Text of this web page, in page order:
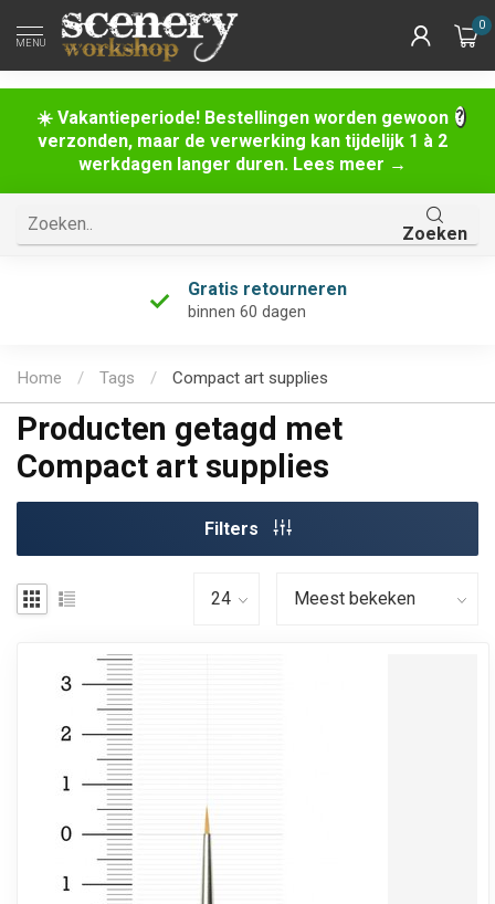
☀️ Vakantieperiode! Bestellingen worden gewoon
verzonden, maar de verwerking kan tijdelijk 1 à 2
werkdagen langer duren. Lees meer →
MENU
0
Zoeken
Gratis retourneren
binnen 60 dagen
Home / Tags / Compact art supplies
Producten getagd met
Compact art supplies
Filters